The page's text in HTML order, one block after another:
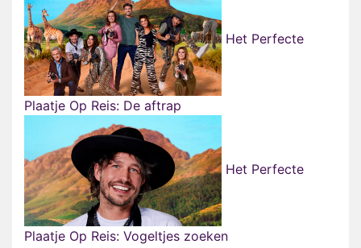
Het Perfecte
Plaatje Op Reis: De aftrap
Het Perfecte
Plaatje Op Reis: Vogeltjes zoeken